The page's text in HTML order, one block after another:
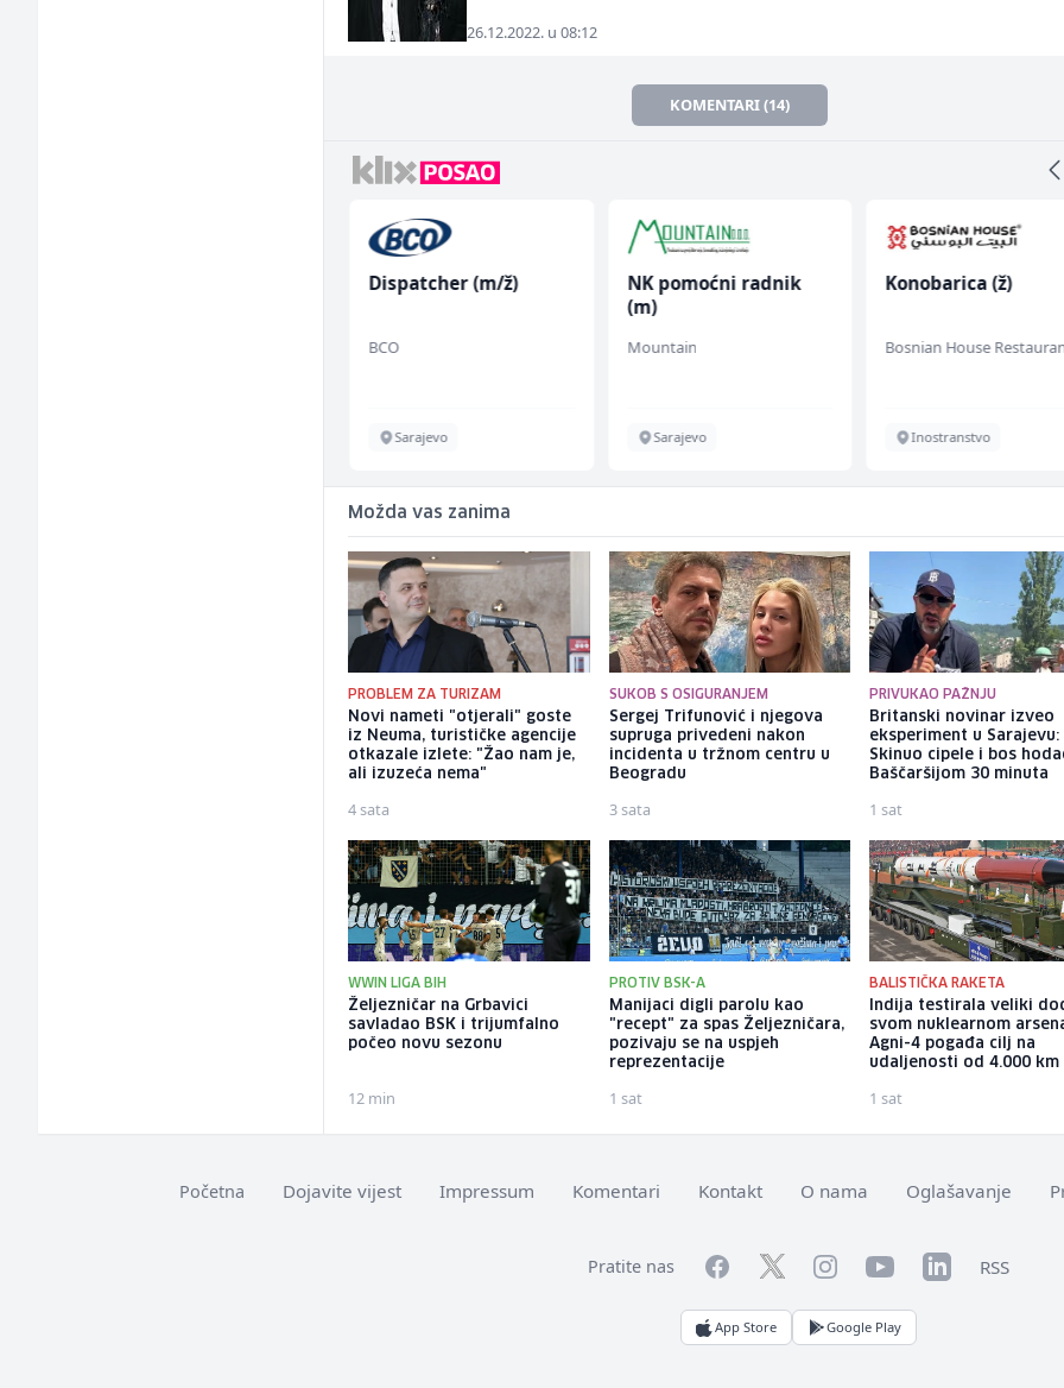
26.12.2022. u 08:12
KOMENTARI (14)
Dispatcher (m/ž)
BCO
Sarajevo
NK pomoćni radnik
(m)
Mountain
Sarajevo
Konobarica (ž)
Bosnian House
Inostranstvo
Možda vas zanima
PROBLEM ZA TURIZAM
Novi nameti "otjerali" goste
iz Neuma, turističke agencije
otkazale izlete: "Žao nam je,
ali izuzeća nema"
4 sata
SUKOB S OSIGURANJEM
Sergej Trifunović i njegova
supruga privedeni nakon
incidenta u tržnom centru u
Beogradu
3 sata
PRIVUKAO PAŽNJU
Britanski novinar izveo
eksperiment u Sarajevu:
Skinuo cipele i bos
Baščaršijom 30 minuta
1 sat
WWIN LIGA BIH
Željezničar na Grbavici
savladao BSK i trijumfalno
počeo novu sezonu
12 min
PROTIV BSK-A
Manijaci digli parolu kao
"recept" za spas Željezničara,
pozivaju se na uspjeh
reprezentacije
1 sat
BALISTIČKA RAKETA
Indija testirala veliki
svom nuklearnom
Agni-4 pogađa cilj na
udaljenosti od 4.000 km
1 sat
Početna Dojavite vijest Impressum Komentari Kontakt O nama Oglašavanje
Pratite nas FacebookTwitterInstagramYouTubeLinkedInRSS
App Store Google Play